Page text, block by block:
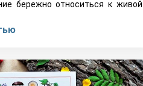
бережно относиться к живой